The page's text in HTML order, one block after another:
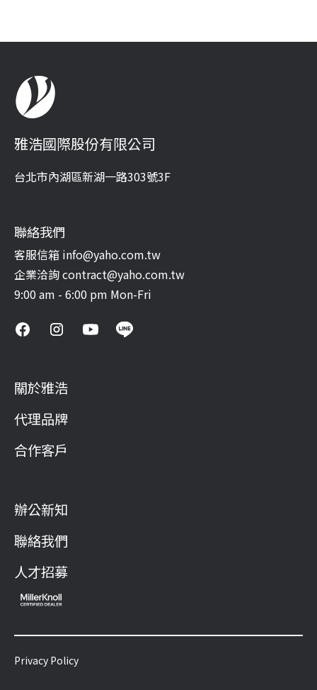
雅浩國際股份有限公司
台北市內湖區新湖一路303號3F
聯絡我們
客服信箱 info@yaho.com.tw
企業洽詢 contract@yaho.com.tw
9:00 am - 6:00 pm Mon-Fri
關於雅浩
代理品牌
合作客戶
辦公新知
聯絡我們
人才招募
Privacy Policy